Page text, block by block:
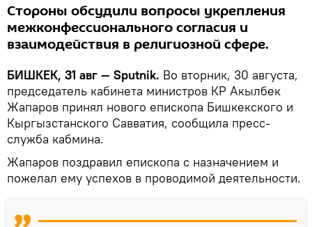
Стороны обсудили вопросы укрепления
межконфессионального согласия и
взаимодействия в религиозной сфере.
БИШКЕК, 31 авг — Sputnik. Во вторник, 30 августа,
председатель кабинета министров КР Акылбек
Жапаров принял нового епископа Бишкекского и
Кыргызстанского Савватия, сообщила пресс-
служба кабмина.
Жапаров поздравил епископа с назначением и
пожелал ему успехов в проводимой деятельности.